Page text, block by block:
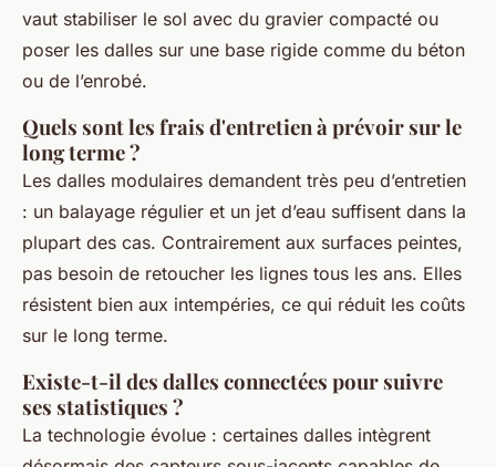
vaut stabiliser le sol avec du gravier compacté ou
poser les dalles sur une base rigide comme du béton
ou de l’enrobé.
Quels sont les frais d'entretien à prévoir sur le
long terme ?
Les dalles modulaires demandent très peu d’entretien
: un balayage régulier et un jet d’eau suffisent dans la
plupart des cas. Contrairement aux surfaces peintes,
pas besoin de retoucher les lignes tous les ans. Elles
résistent bien aux intempéries, ce qui réduit les coûts
sur le long terme.
Existe-t-il des dalles connectées pour suivre
ses statistiques ?
La technologie évolue : certaines dalles intègrent